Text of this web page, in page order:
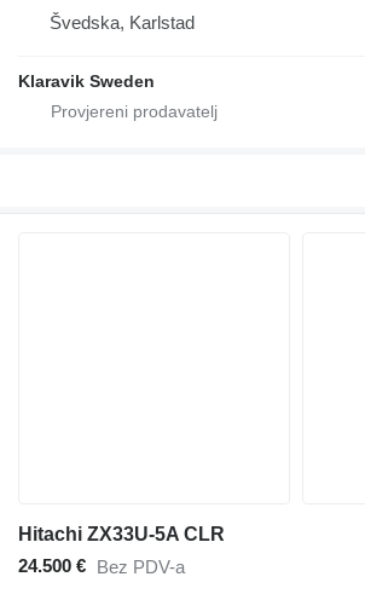
Švedska, Karlstad
Klaravik Sweden
Hitachi ZX33U-5A CLR
24.500 € Bez PDV-a